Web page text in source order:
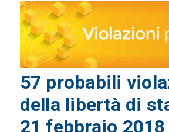
57 probabili
della libertà di
21 febbraio 2018